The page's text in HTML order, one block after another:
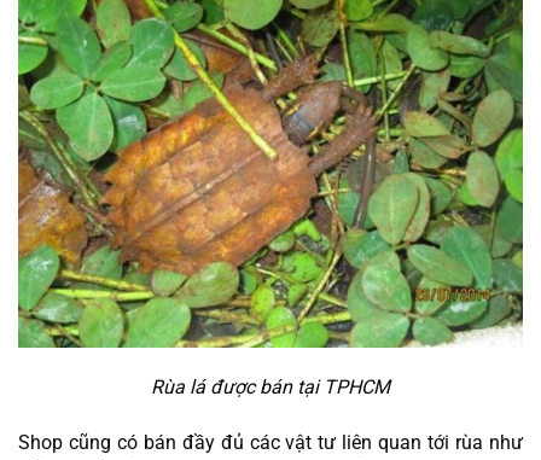
Rùa lá được bán tại TPHCM
Shop cũng có bán đầy đủ các vật tư liên quan tới rùa như